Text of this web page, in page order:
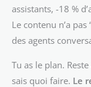
assistants, -18 %
Le contenu n’a pas
des agents
Tu as le plan.
sais quoi faire. Le